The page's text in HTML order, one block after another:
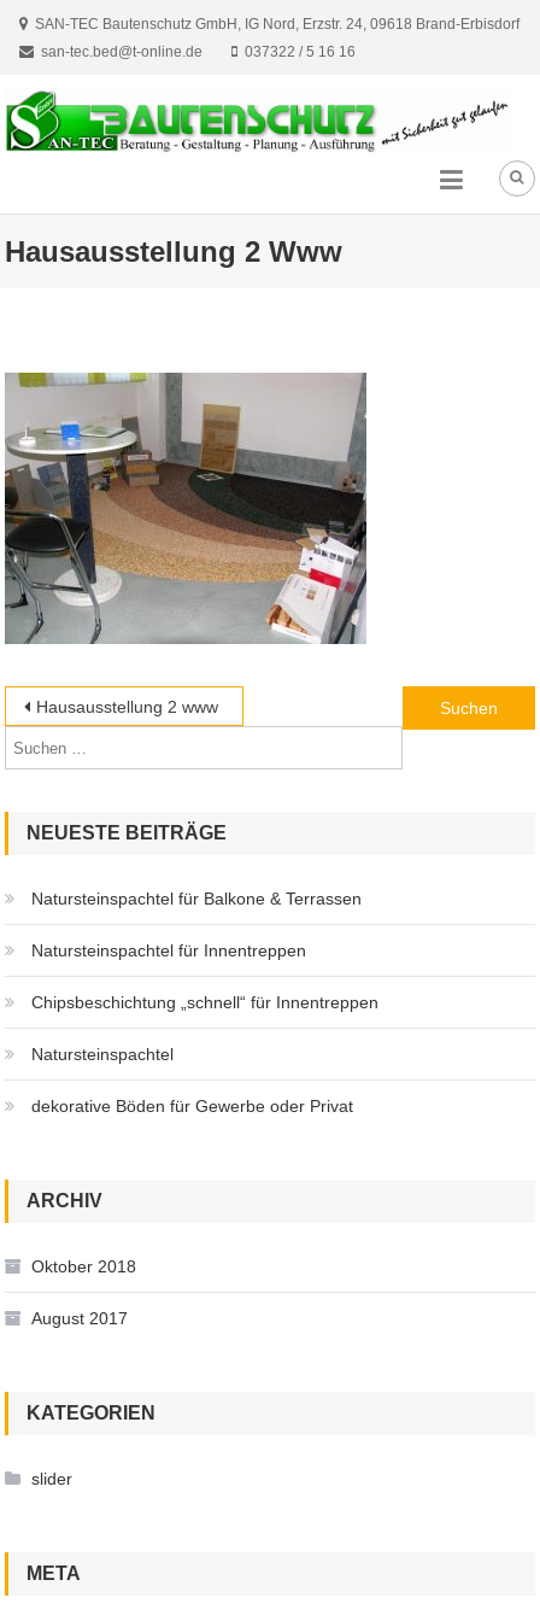
Skip
SAN-TEC Bautenschutz GmbH, IG Nord, Erzstr. 24, 09618 Brand-Erbisdorf
san-tec.bed@t-online.de
037322 / 5 16 16
Hausausstellung 2 Www
Beitragsnavigation
Hausausstellung 2 www
Suchen
nach:
NEUESTE BEITRÄGE
Natursteinspachtel für Balkone & Terrassen
Natursteinspachtel für Innentreppen
Chipsbeschichtung „schnell“ für Innentreppen
Natursteinspachtel
dekorative Böden für Gewerbe oder Privat
ARCHIV
Oktober 2018
August 2017
KATEGORIEN
slider
META